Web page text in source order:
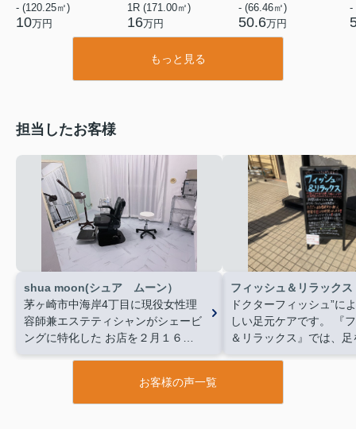
- (120.25㎡)
10万円
1R (171.00㎡)
16万円
- (66.46㎡)
50.6万円
-
もっと見る
担当したお客様
shua moon(シュア ムーン）
茅ヶ崎市中海岸4丁目に現役女性理
容師兼エステティシャンがシェービ
ングに特化した お店を２月１６日
ビジネススタイル.身だしな
みお髭.モテみ肌etc... さまざまな場
フィッシュ＆リラックス
ドクターフィッシュ”に
しい足元ケアです。
『
＆リラックス』では、
で、落ち着いたひととき
お客様の声一覧